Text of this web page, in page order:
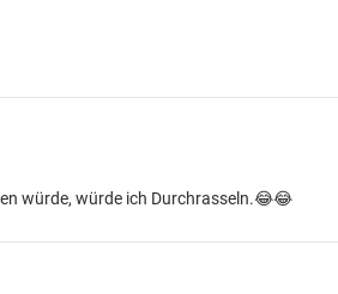
würde, würde ich Durchrasseln.😂😂